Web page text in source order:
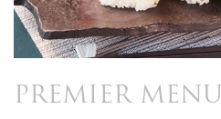
PREMIER MENU